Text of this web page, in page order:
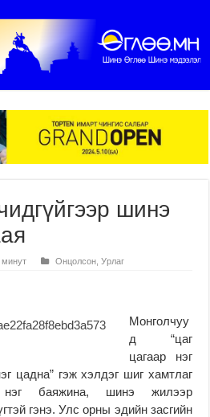
шинэ
минут Онцолсон ,Урлаг
Монголчуу
д “цаг
цагаар нэг
цадна” гэж хэлдэг шиг хамтлаг
баяжина, шинэ жилээр
гэнэ. Улс орны эдийн засгийн